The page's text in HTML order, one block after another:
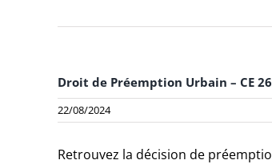
Droit de Préemption Urbain – CE
22/08/2024
Retrouvez la décision de